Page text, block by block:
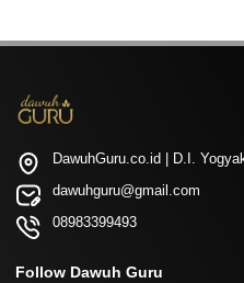
DawuhGuru.co.id | D.I.
dawuhguru@gmail.com
08983399493
Follow Dawuh Guru